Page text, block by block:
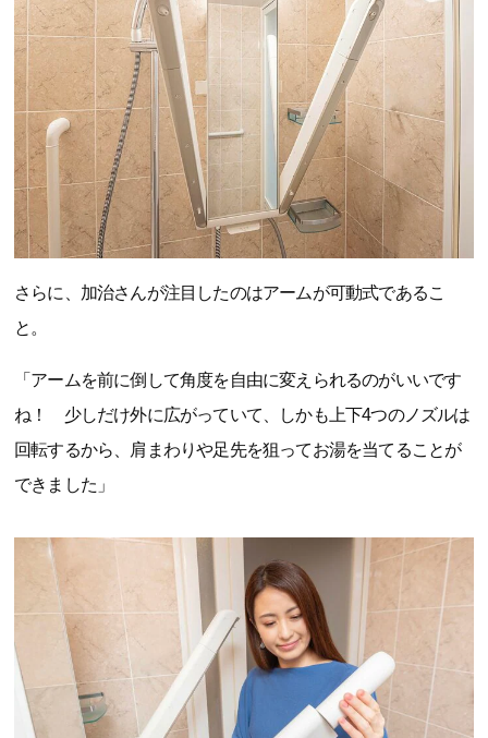
さらに、加治さんが注目したのはアームが可動式であるこ
と。
「アームを前に倒して角度を自由に変えられるのがいいです
ね！ 少しだけ外に広がっていて、しかも上下4つのノズルは
回転するから、肩まわりや足先を狙ってお湯を当てることが
できました」